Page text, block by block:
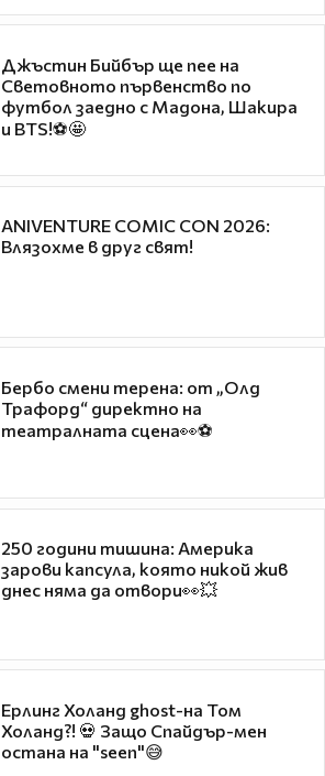
Джъстин Бийбър ще пее на
Световното първенство по
футбол заедно с Мадона, Шакира
и BTS!⚽🤩
ANIVENTURE COMIC CON 2026:
Влязохме в друг свят!
Бербо смени терена: от „Олд
Трафорд“ директно на
театралната сцена👀⚽
250 години тишина: Америка
зарови капсула, която никой жив
днес няма да отвори👀💥
Ерлинг Холанд ghost-на Том
Холанд?! 💀 Защо Спайдър-мен
остана на "seen"😅